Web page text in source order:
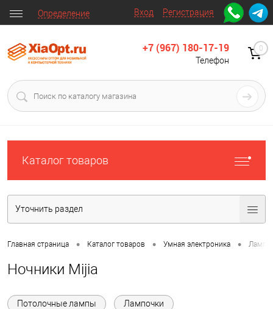
Вход Регистрация
Определение
+7 (967) 180-17-19
Телефон
0
Каталог товаров
Уточнить раздел
Главная страница • Каталог товаров • Умная электроника • Лампы
Ночники Mijia
Потолочные лампы Лампочки